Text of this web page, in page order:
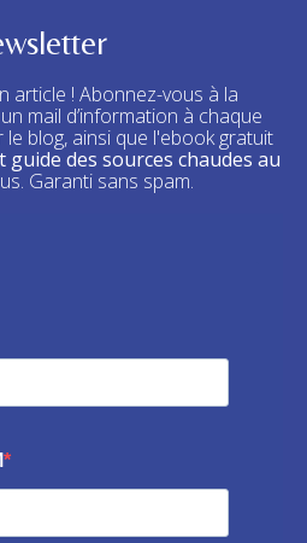
article ! Abonnez-vous à la
mail d’information à chaque
blog, ainsi que l'ebook gratuit
des sources chaudes au
Garanti sans spam.